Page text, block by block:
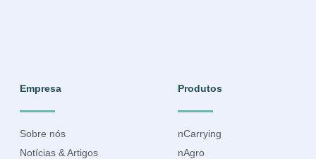
Empresa
Sobre nós
Notícias & Artigos
Produtos
nCarrying
nAgro